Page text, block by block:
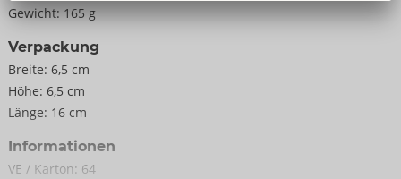
Gewicht: 165 g
Verpackung
Breite: 6,5 cm
Höhe: 6,5 cm
Länge: 16 cm
Informationen
VE / Karton: 64